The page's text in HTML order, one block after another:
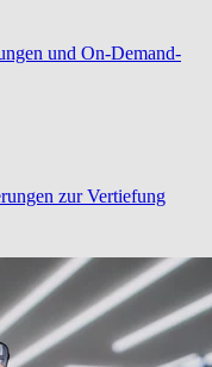
und On-Demand-
zur Vertiefung